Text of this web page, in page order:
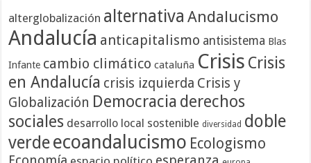
alterglobalización alternativa Andalucismo
Andalucía anticapitalismo antisistema Blas
Infante cambio climático cataluña Crisis Crisis
en Andalucía crisis izquierda Crisis y
Globalización Democracia derechos
sociales desarrollo local sostenible diversidad doble
verdeecoandalucismo Ecologismo